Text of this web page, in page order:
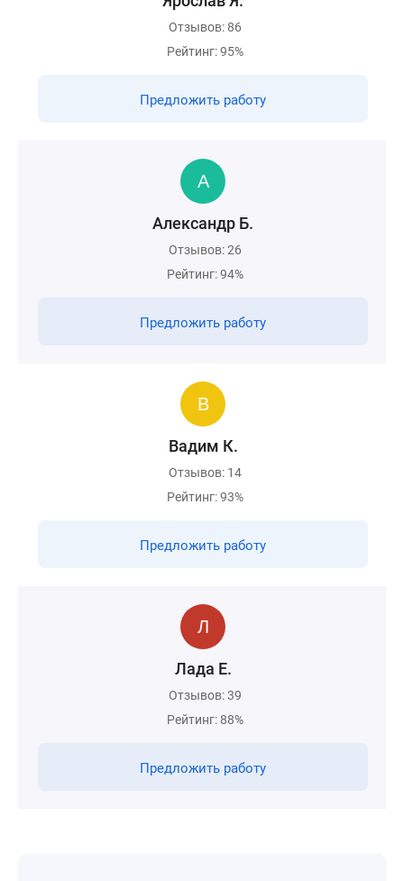
Отзывов: 86
Рейтинг: 95%
Предложить работу
Александр Б.
Отзывов: 26
Рейтинг: 94%
Предложить работу
Вадим К.
Отзывов: 14
Рейтинг: 93%
Предложить работу
Лада Е.
Отзывов: 39
Рейтинг: 88%
Предложить работу